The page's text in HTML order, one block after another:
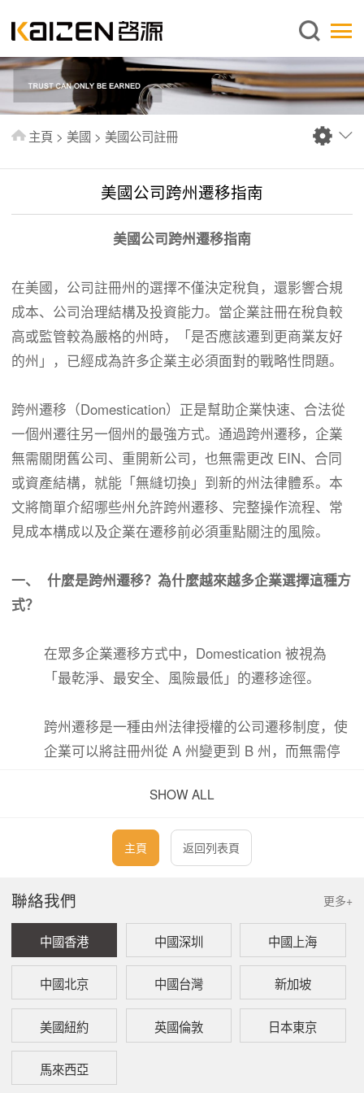
繁體中文
關於啓源
服務範圍
新聞中心
出版刊物
常見問題
聯絡我們
主頁 > 美國 > 美國公司註冊
美國公司跨州遷移指南
美國公司跨州遷移指南
在美國，公司註冊州的選擇不僅決定稅負，還影響合規
成本、公司治理結構及投資能力。當企業註冊在稅負較
高或監管較為嚴格的州時，「是否應該遷到更商業友好
的州」，已經成為許多企業主必須面對的戰略性問題。
跨州遷移（Domestication）正是幫助企業快速、合法從
一個州遷往另一個州的最強方式。通過跨州遷移，企業
無需關閉舊公司、重開新公司，也無需更改 EIN、合同
或資產結構，就能「無縫切換」到新的州法律體系。本
文將簡單介紹哪些州允許跨州遷移、完整操作流程、常
見成本構成以及企業在遷移前必須重點關注的風險。
一、 什麼是跨州遷移？為什麼越來越多企業選擇這種方
式？
在眾多企業遷移方式中，Domestication 被視為
「最乾淨、最安全、風險最低」的遷移途徑。
跨州遷移是一種由州法律授權的公司遷移制度，使
企業可以將註冊州從 A 州變更到 B 州，而無需停
說，企業的身份不變，只是把「法律註冊地」從一
公司的銀行賬戶、會計賬目、客戶與供應商
合同、知識產權以及歷史經營記錄均不會發
生變化，僅註冊州發生變更。這一點對於已
經擁有穩定客戶、長期合同或融資安排的企
業尤為關鍵。
SHOW ALL
主頁 返回列表頁
更多+
聯絡我們
中國香港 中國深圳 中國上海
中國北京 中國台灣 新加坡
美國紐約 英國倫敦 日本東京
馬來西亞